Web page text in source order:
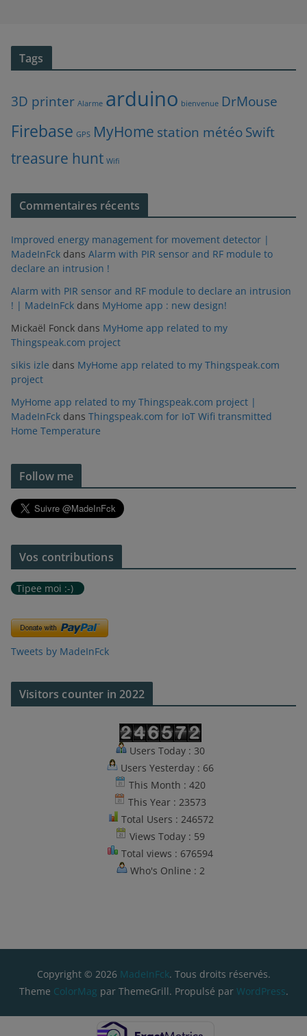
Tags
3D printer Alarme arduino bienvenue DrMouse
Firebase GPS MyHome station météo Swift
treasure hunt Wifi
Commentaires récents
Improved energy management for movement detector |
MadeInFck dans Alarm with PIR sensor and RF module to
declare an intrusion !
Alarm with PIR sensor and RF module to declare an intrusion
! | MadeInFck dans MyHome app : new design!
Mickaël Fonck dans MyHome app related to my
Thingspeak.com project
sikis izle dans MyHome app related to my Thingspeak.com
project
MyHome app related to my Thingspeak.com project |
MadeInFck dans Thingspeak.com for IoT Wifi transmitted
Home Temperature
Follow me
Vos contributions
Tipee moi :-)
Tweets by MadeInFck
Visitors counter in 2022
Users Today : 30
Users Yesterday : 66
This Month : 420
This Year : 23573
Total Users : 246572
Views Today : 59
Total views : 676594
Who's Online : 2
Copyright © 2026 MadeInFck. Tous droits réservés.
Theme ColorMag par ThemeGrill. Propulsé par WordPress.